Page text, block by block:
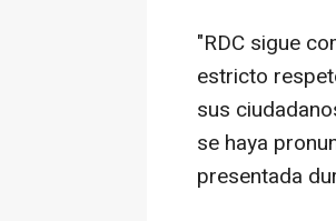
"RDC sigue
estricto
sus
se haya
presentada